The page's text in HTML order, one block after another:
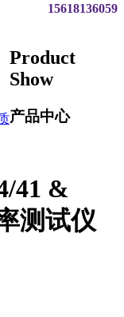
15618136059
Product
Show
产品中心
41 &
测试仪